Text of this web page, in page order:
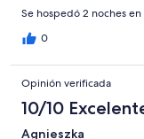
Se hospedó 2 noches
0
Opinión verificada
10/10
Agnieszka